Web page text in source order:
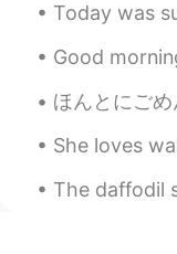
Today was such a great day
Good morning from London🇬🇧.
ほんとにごめん ! I haven’t been
She loves walking. The strap is for her
The daffodil symbolizes with